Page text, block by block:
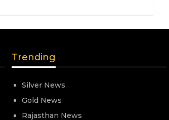
Trending
Silver News
Gold News
Rajasthan News